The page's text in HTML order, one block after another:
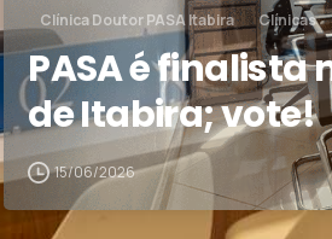
Clínica Doutor PASA Itabira Clínicas
PASA é finalista
de Itabira; vote!
15/06/2026